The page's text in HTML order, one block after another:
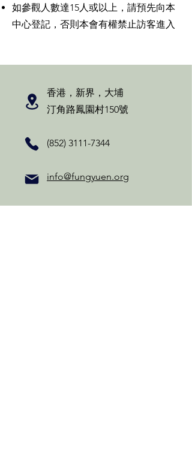
如參觀人數達15人或以上，請預先向本
中心登記，否則本會有權禁止訪客進入
香港，新界，大埔
汀角路鳳園村150號
(852) 3111-7344
info@fungyuen.org